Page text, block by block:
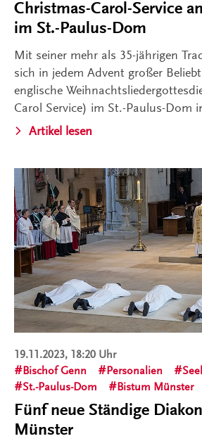
Christmas-Carol-Service
im St.-Paulus-Dom
Mit seiner mehr als 35-jährigen
sich in jedem Advent großer
englische
Carol Service) im St.-Paulus-Dom
Artikel lesen
19.11.2023, 18:20 Uhr
Bischof Genn
Personalien
St.-Paulus-Dom
Bistum Münster
Fünf neue Ständige
Münster